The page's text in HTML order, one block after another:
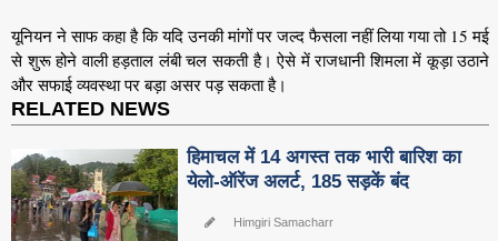
यूनियन ने साफ कहा है कि यदि उनकी मांगों पर जल्द फैसला नहीं लिया गया तो 15 मई
से शुरू होने वाली हड़ताल लंबी चल सकती है। ऐसे में राजधानी शिमला में कूड़ा उठाने
और सफाई व्यवस्था पर बड़ा असर पड़ सकता है।
RELATED NEWS
हिमाचल में 14 अगस्त तक भारी बारिश का
येलो-ऑरेंज अलर्ट, 185 सड़कें बंद
Himgiri Samacharr